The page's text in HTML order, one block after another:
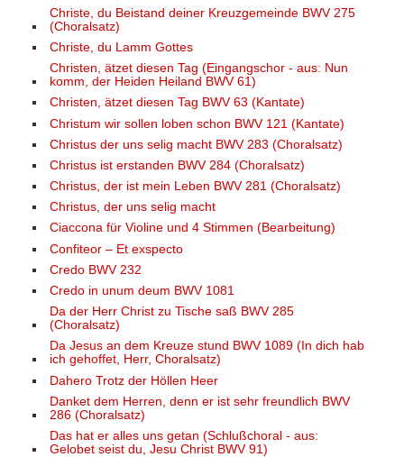
Christe, du Beistand deiner Kreuzgemeinde BWV 275
(Choralsatz)
Christe, du Lamm Gottes
Christen, ätzet diesen Tag (Eingangschor - aus: Nun
komm, der Heiden Heiland BWV 61)
Christen, ätzet diesen Tag BWV 63 (Kantate)
Christum wir sollen loben schon BWV 121 (Kantate)
Christus der uns selig macht BWV 283 (Choralsatz)
Christus ist erstanden BWV 284 (Choralsatz)
Christus, der ist mein Leben BWV 281 (Choralsatz)
Christus, der uns selig macht
Ciaccona für Violine und 4 Stimmen (Bearbeitung)
Confiteor – Et exspecto
Credo BWV 232
Credo in unum deum BWV 1081
Da der Herr Christ zu Tische saß BWV 285
(Choralsatz)
Da Jesus an dem Kreuze stund BWV 1089 (In dich hab
ich gehoffet, Herr, Choralsatz)
Dahero Trotz der Höllen Heer
Danket dem Herren, denn er ist sehr freundlich BWV
286 (Choralsatz)
Das hat er alles uns getan (Schlußchoral - aus:
Gelobet seist du, Jesu Christ BWV 91)